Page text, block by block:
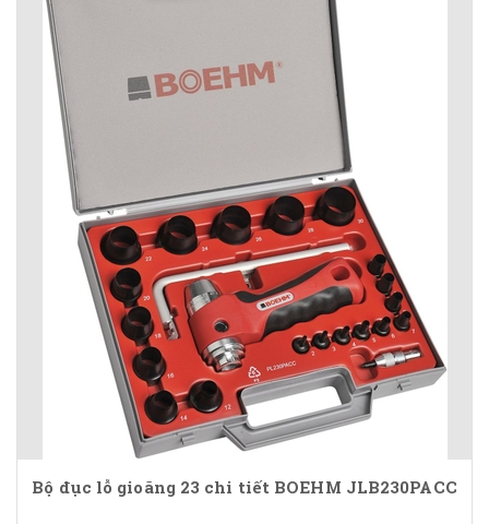
Bộ đục lỗ gioăng 23 chi tiết BOEHM JLB230PACC